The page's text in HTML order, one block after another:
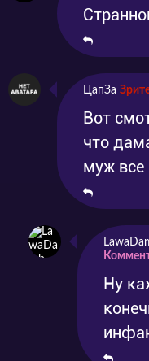
ЦапЗа
Вот
что
муж все
Ну